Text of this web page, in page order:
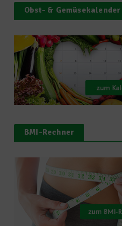
Obst- & Gemüsekalender
BMI-Rechner